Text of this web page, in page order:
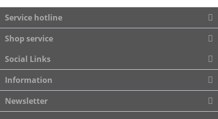
Service hotline
Shop service
Social Links
Information
Newsletter